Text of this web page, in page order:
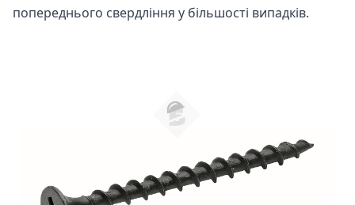
попереднього свердління у більшості випадків.